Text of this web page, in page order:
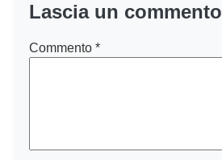
Lascia un commento
Commento *